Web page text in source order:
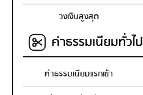
วงเงินสูงสุด
ค่าธรรมเนียมทั่วไป
ค่าธรรมเนียมแรกเข้า